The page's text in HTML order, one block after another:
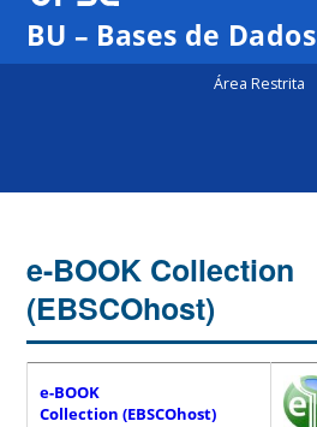
BU – Bases de Dados
Área Restrita
e-BOOK Collection
(EBSCOhost)
e-BOOK
Collection(EBSCOhost)